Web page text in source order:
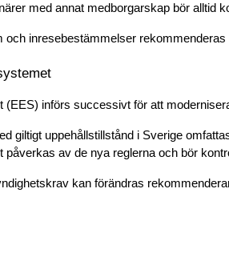
med annat medborgarskap bör alltid
och inresebestämmelser rekommenderas
införs successivt för att
giltigt uppehållstillstånd i Sverige
av de nya reglerna och bör
kan förändras